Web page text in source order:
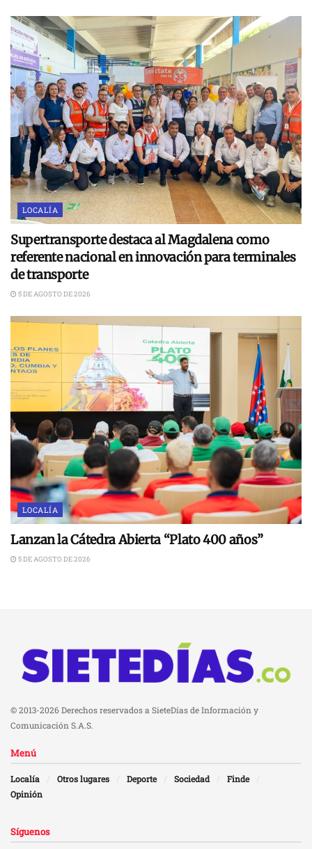
LOCALÍA
Supertransporte destaca al Magdalena como
referente nacional en innovación para terminales
de transporte
5 DE AGOSTO DE 2026
LOCALÍA
Lanzan la Cátedra Abierta “Plato 400 años”
5 DE AGOSTO DE 2026
© 2013-2026 Derechos reservados a SieteDías de Información y
Comunicación S.A.S.
Menú
Localía Otros lugares Deporte Sociedad
Finde
Opinión
Síguenos